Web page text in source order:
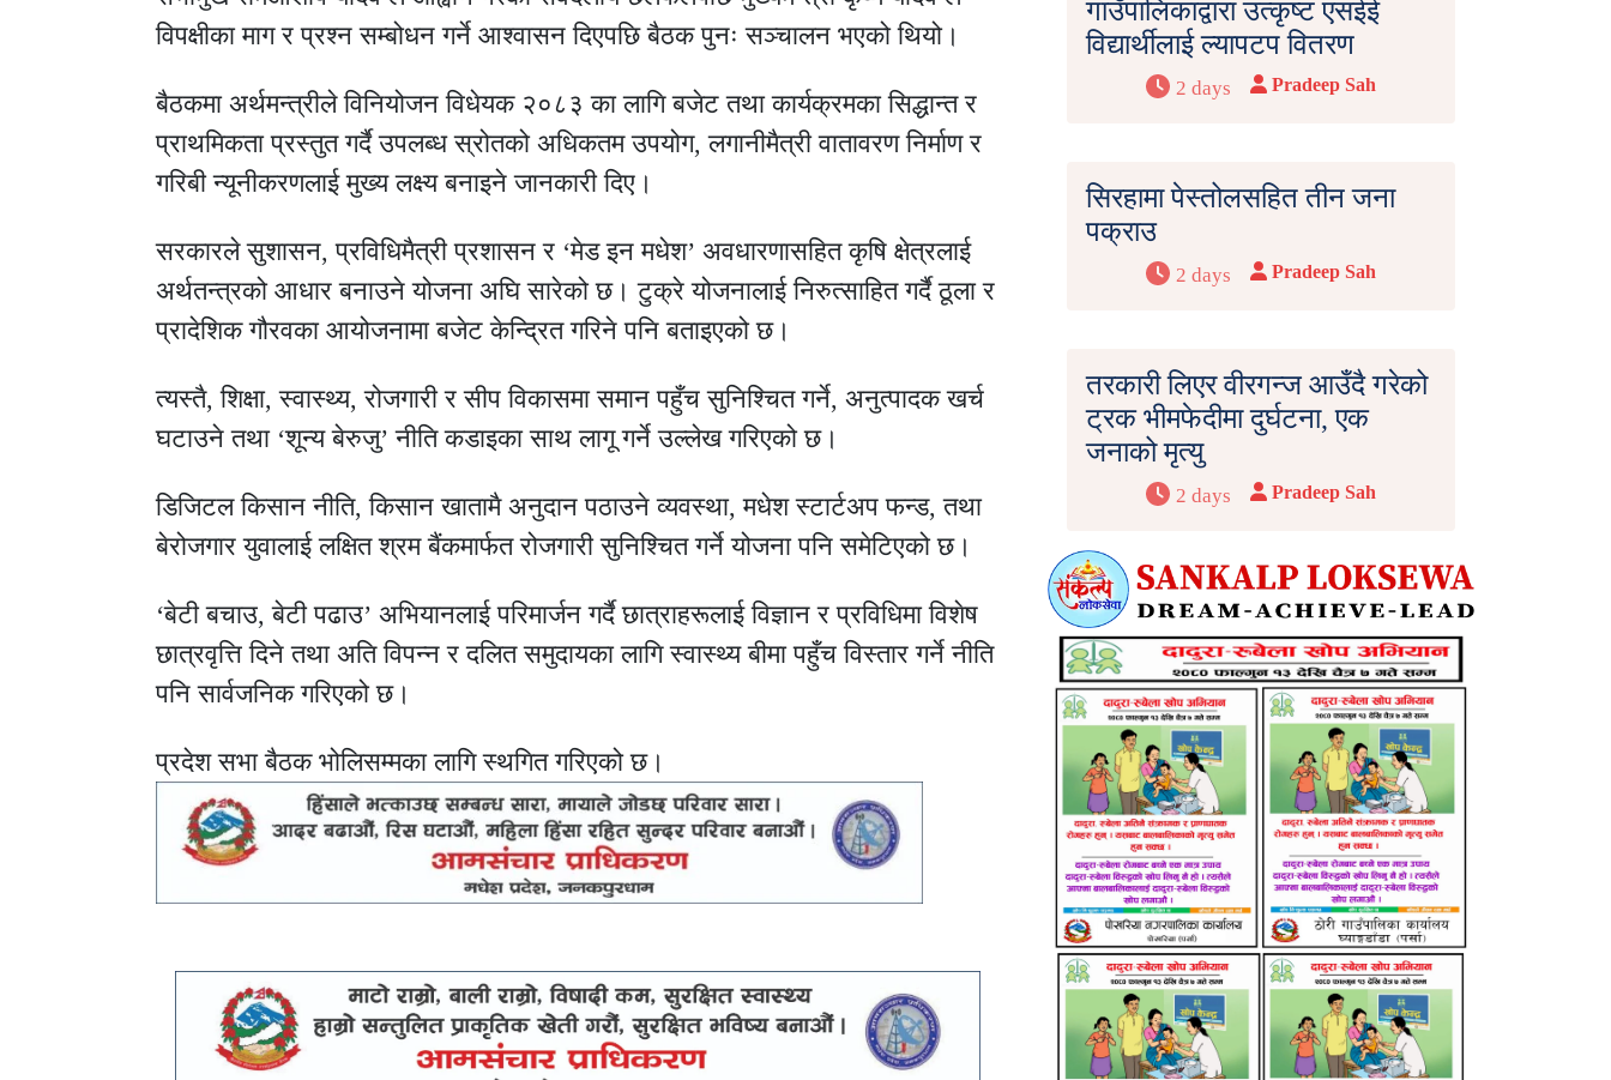
विपक्षीका माग र प्रश्न सम्बोधन गर्ने आश्वासन दिएपछि बैठक पुनः सञ्चालन भएको थियो।
बैठकमा अर्थमन्त्रीले विनियोजन विधेयक २०८३ का लागि बजेट तथा कार्यक्रमका सिद्धान्त र
प्राथमिकता प्रस्तुत गर्दै उपलब्ध स्रोतको अधिकतम उपयोग, लगानीमैत्री वातावरण निर्माण र
गरिबी न्यूनीकरणलाई मुख्य लक्ष्य बनाइने जानकारी दिए।
सरकारले सुशासन, प्रविधिमैत्री प्रशासन र ‘मेड इन मधेश’ अवधारणासहित कृषि क्षेत्रलाई
अर्थतन्त्रको आधार बनाउने योजना अघि सारेको छ। टुक्रे योजनालाई निरुत्साहित गर्दै ठूला र
प्रादेशिक गौरवका आयोजनामा बजेट केन्द्रित गरिने पनि बताइएको छ।
त्यस्तै, शिक्षा, स्वास्थ्य, रोजगारी र सीप विकासमा समान पहुँच सुनिश्चित गर्ने, अनुत्पादक खर्च
घटाउने तथा ‘शून्य बेरुजु’ नीति कडाइका साथ लागू गर्ने उल्लेख गरिएको छ।
डिजिटल किसान नीति, किसान खातामै अनुदान पठाउने व्यवस्था, मधेश स्टार्टअप फन्ड, तथा
बेरोजगार युवालाई लक्षित श्रम बैंकमार्फत रोजगारी सुनिश्चित गर्ने योजना पनि समेटिएको छ।
‘बेटी बचाउ, बेटी पढाउ’ अभियानलाई परिमार्जन गर्दै छात्राहरूलाई विज्ञान र प्रविधिमा विशेष
छात्रवृत्ति दिने तथा अति विपन्न र दलित समुदायका लागि स्वास्थ्य बीमा पहुँच विस्तार गर्ने नीति
पनि सार्वजनिक गरिएको छ।
प्रदेश सभा बैठक भोलिसम्मका लागि स्थगित गरिएको छ।
गाउँपालिकाद्वारा उत्कृष्ट एसईई
विद्यार्थीलाई ल्यापटप वितरण
2 days Pradeep Sah
सिरहामा पेस्तोलसहित तीन जना
पक्राउ
2 days Pradeep Sah
तरकारी लिएर वीरगन्ज आउँदै गरेको
ट्रक भीमफेदीमा दुर्घटना, एक
जनाको मृत्यु
2 days Pradeep Sah